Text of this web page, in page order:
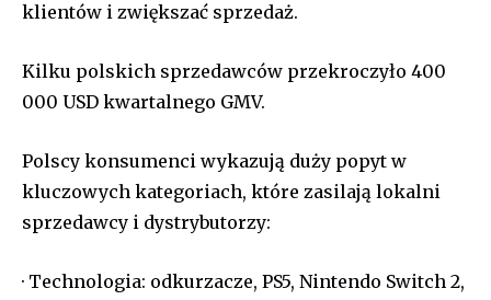
klientów i zwiększać sprzedaż.
Kilku polskich sprzedawców przekroczyło 400
000 USD kwartalnego GMV.
Polscy konsumenci wykazują duży popyt w
kluczowych kategoriach, które zasilają lokalni
sprzedawcy i dystrybutorzy:
· Technologia: odkurzacze, PS5, Nintendo Switch 2,